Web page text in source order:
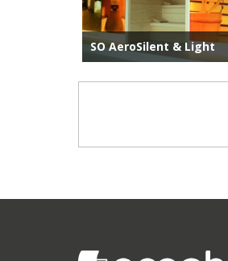
SO AeroSilent & Light